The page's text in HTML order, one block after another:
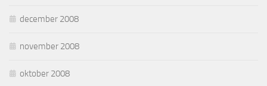
december 2008
november 2008
oktober 2008